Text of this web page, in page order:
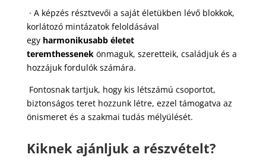
· A képzés résztvevői a saját életükben lévő blokkok,
korlátozó mintázatok feloldásával
egy harmonikusabb életet
teremthessenek önmaguk, szeretteik, családjuk és a
hozzájuk fordulók számára.
Fontosnak tartjuk, hogy kis létszámú csoportot,
biztonságos teret hozzunk létre, ezzel támogatva az
önismeret és a szakmai tudás mélyülését.
Kiknek ajánljuk a részvételt?